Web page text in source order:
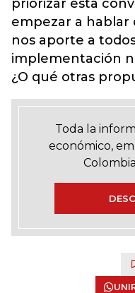
priorizar esta
empezar a hablar
nos aporte a
implementación
¿O qué otras
Toda la
económico,